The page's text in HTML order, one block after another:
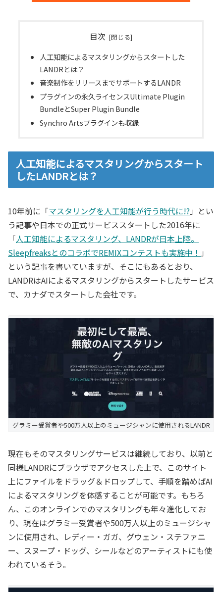
目次
人工知能によるマスタリングからスタートした
LANDRとは？
音楽制作をリリースまでサポートするLANDR
プラグインの永久ライセンスUltimate Plugin
BundleとSuper Plugin Bundle
Synchro Artsプラグインも収録
人工知能によるマスタリングからスタート
したLANDRとは？
10年前に「マスタリングを人工知能が行う時代に!?」とい
う記事や日本での正式サービススタートした2016年に
「人工知能によるマスタリング、LANDRが日本上陸。
SleepfreaksとのコラボでREMIXコンテストも実施中！ 」
という記事を書いていますが、そこにもあるとおり、
LANDRはAIによるマスタリングからスタートしたサービス
で、カナダでスタートした会社です。
グラミー受賞者や500万人以上のミュージシャンに使用されるLANDR
現在もそのマスタリングサービスは継続しており、以前と
同様LANDRにブラウザでアクセスした上で、このサイト
上にファイルをドラッグ＆ドロップして、手順を踏めばAI
によるマスタリングを体感することが可能です。もちろ
ん、このオンラインでのマスタリングも年々進化してお
り、現在はグラミー受賞者や500万人以上のミュージシャ
ンに使用され、レディー・ガガ、グウェン・ステファニ
ー、スヌープ・ドッグ、シールなどのアーティストにも使
われているそう。